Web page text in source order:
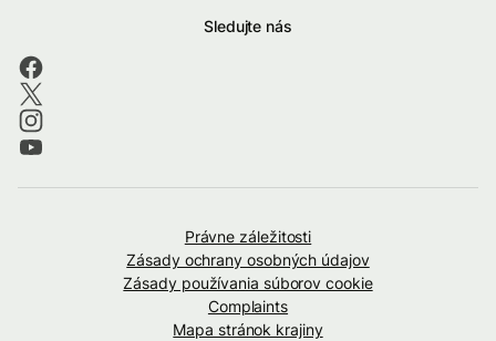
Sledujte nás
Právne záležitosti
Zásady ochrany osobných údajov
Zásady používania súborov cookie
Complaints
Mapa stránok krajiny